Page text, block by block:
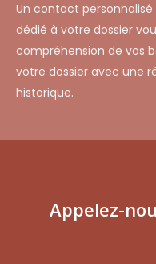
Un contact
dédié à votre dossier
compréhension de vos
votre dossier avec une
historique.
Appelez-